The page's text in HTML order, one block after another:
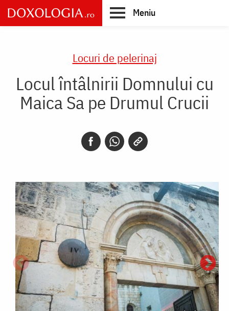
Skip
to
main
Meniu
Locuri de pelerinaj
Locul întâlnirii Domnului cu
Maica Sa pe Drumul Crucii